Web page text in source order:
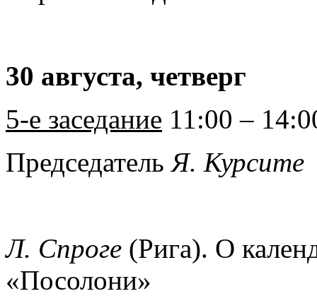
30 августа, четверг
5-е заседание 11:00 –
ПредседательЯ. Курсите
Л. Спроге (Рига). О
«Посолони»